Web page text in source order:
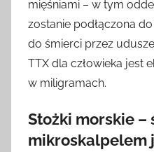
mięśniami – w tym
zostanie podłączona
do śmierci przez
TTX dla człowieka jest
w miligramach.
Stożki morskie –
mikroskalpelem